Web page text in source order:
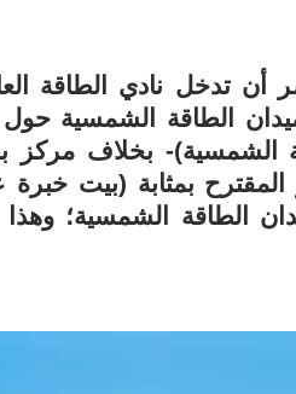
أن تدخل نادي الطاقة
الطاقة الشمسية
الشمسية)- بخلاف مركز
المقترح بمثابة (بيت
الطاقة الشمسية؛ وهذا